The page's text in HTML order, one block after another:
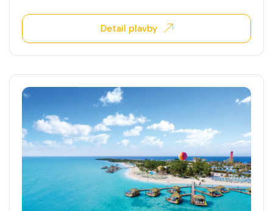
Detail plavby